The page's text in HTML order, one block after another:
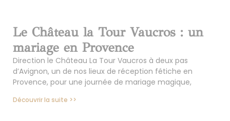
Le Château la Tour Vaucros : un
mariage en Provence
Direction le Château La Tour Vaucros à deux pas
d’Avignon, un de nos lieux de réception fétiche en
Provence, pour une journée de mariage magique,
Découvrir la suite >>